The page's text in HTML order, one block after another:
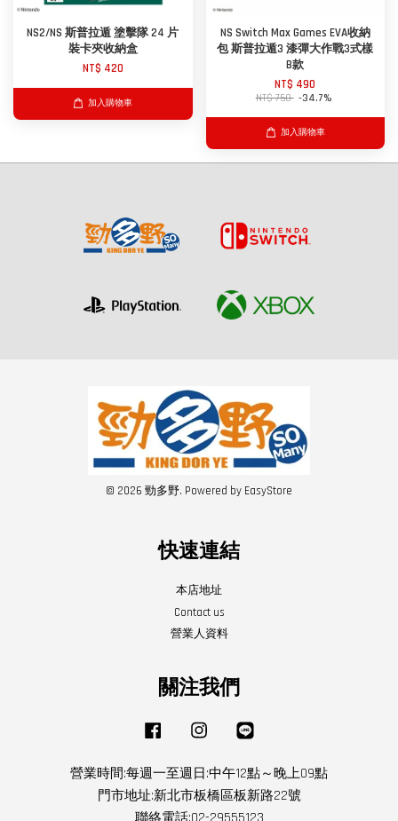
NS2/NS 斯普拉遁 塗擊隊 24 片
裝卡夾收納盒
NT$ 420
加入購物車
NS Switch Max Games EVA收納
包 斯普拉遁3 漆彈大作戰3式樣
B款
NT$ 490
NT$ 750 -34.7%
加入購物車
© 2026 勁多野. Powered by EasyStore
快速連結
本店地址
Contact us
營業人資料
關注我們
Facebook Instagram
營業時間:每週一至週日:中午12點～晚上09點
門市地址:新北市板橋區板新路22號